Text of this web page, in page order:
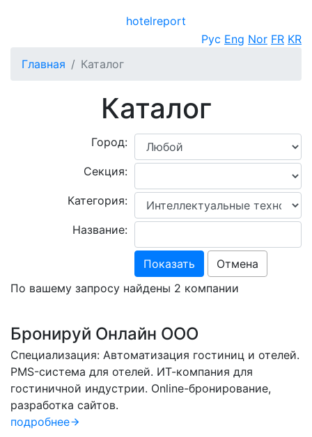
hotelreport
Рус Eng Nor FR KR
Главная
Каталог
Каталог
Город:
Секция:
Категория:
Название:
Показать
Отмена
По вашему запросу найдены 2 компании
Бронируй Онлайн OOO
Специализация: Автоматизация гостиниц и отелей.
PMS-система для отелей. ИТ-компания для
гостиничной индустрии. Online-бронирование,
разработка сайтов.
подробнее